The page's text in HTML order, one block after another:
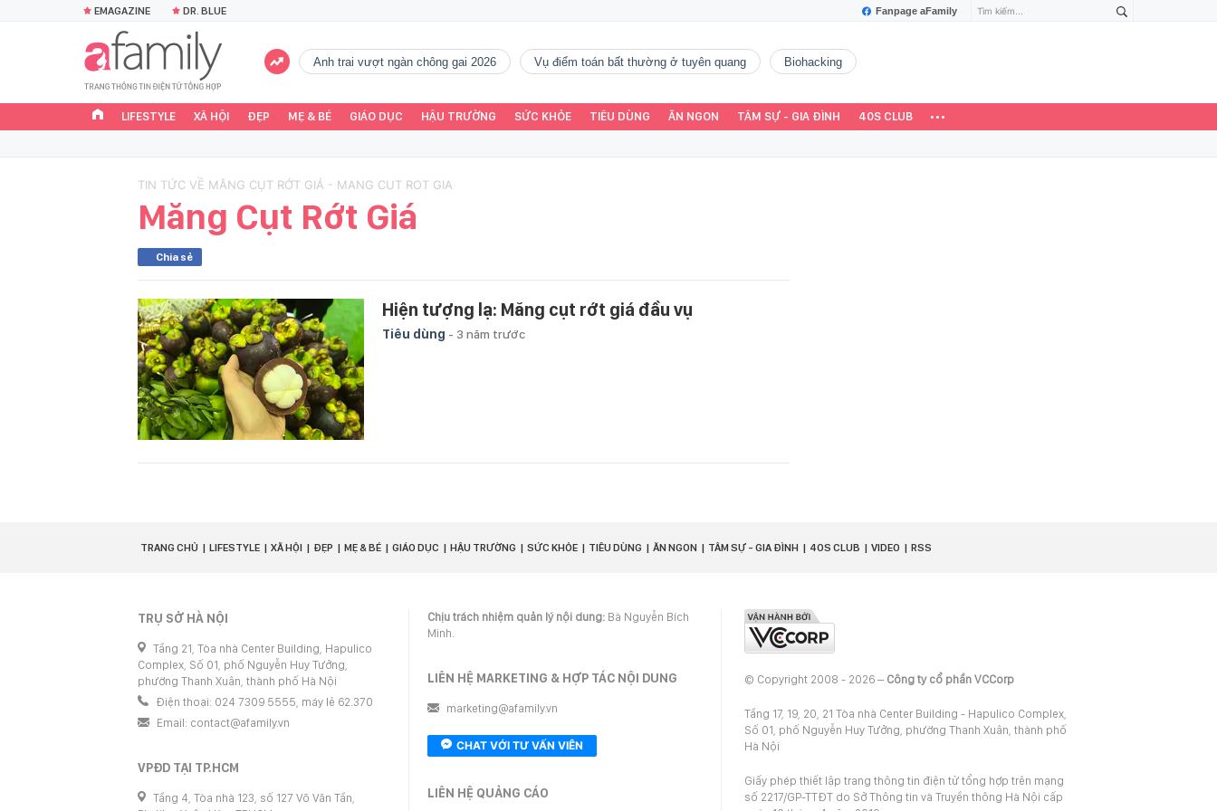
Fanpage aFamily
EMAGAZINE DR. BLUE
Anh trai vượt ngàn chông gai 2026 vụ điểm toán bất thường ở tuyên quang Biohacking
LIFESTYLE XÃ HỘI ĐẸP MẸ & BÉ GIÁO DỤC HẬU TRƯỜNG SỨC KHỎE TIÊU DÙNG ĂN NGON TÂM SỰ - GIA ĐÌNH 40S CLUB
TIN TỨC VỀ MĂNG CỤT RỚT GIÁ - MANG CUT ROT GIA
Măng Cụt Rớt Giá
Chia sẻ
Hiện tượng lạ: Măng cụt rớt giá đầu vụ
Tiêu dùng - 3 năm trước
TRANG CHỦ LIFESTYLE XÃ HỘI ĐẸP MẸ & BÉ GIÁO DỤC HẬU TRƯỜNG SỨC KHỎE TIÊU DÙNG ĂN NGON TÂM SỰ - GIA ĐÌNH 40S CLUB VIDEO RSS
TRỤ SỞ HÀ NỘI
Tầng 21, Tòa nhà Center Building, Hapulico
Complex, Số 01, phố Nguyễn Huy Tưởng,
phường Thanh Xuân, thành phố Hà Nội
Điện thoại: 024 7309 5555, máy lẻ 62.370
Email: contact@afamily.vn
VPĐD TẠI TP.HCM
Tầng 4, Tòa nhà 123, số 127 Võ Văn Tần,
Chịu trách nhiệm quản lý nội dung: Bà Nguyễn Bích
Minh.
LIÊN HỆ MARKETING & HỢP TÁC NỘI DUNG
marketing@afamily.vn
CHAT VỚI TƯ VẤN VIÊN
LIÊN HỆ QUẢNG CÁO
© Copyright 2008 - 2026 – Công ty cổ phần VCCorp
Tầng 17, 19, 20, 21 Tòa nhà Center Building - Hapulico Complex,
Số 01, phố Nguyễn Huy Tưởng, phường Thanh Xuân, thành phố
Hà Nội
Giấy phép thiết lập trang thông tin điện tử tổng hợp trên mạng
số 2217/GP-TTĐT do Sở Thông tin và Truyền thông Hà Nội cấp